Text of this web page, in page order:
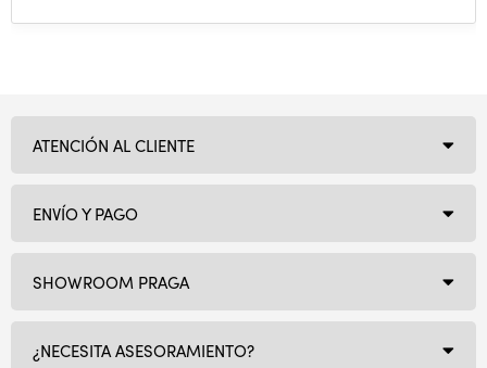
SHOWROOM PRAGA
¿NECESITA ASESORAMIENTO?
ATENCIÓN AL CLIENTE
ENVÍO Y PAGO